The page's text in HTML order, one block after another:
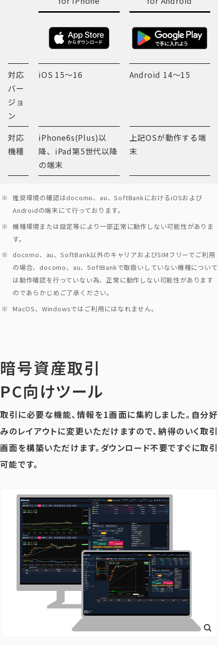
対応
バー
ジョ
ン
iOS 15～16 Android 14～15
対応
機種
iPhone6s(Plus)以
降、iPad第5世代以降
の端末
上記OSが動作する端
末
推奨環境の確認はdocomo、au、SoftBankにおけるiOSおよび
Androidの端末にて行っております。
機種環境または設定等により一部正常に動作しない可能性がありま
す。
docomo、au、SoftBank以外のキャリアおよびSIMフリーでご利用
の場合、docomo、au、SoftBankで取扱いしていない機種について
は動作確認を行っていない為、正常に動作しない可能性があります
のであらかじめご了承ください。
MacOS、Windowsではご利用にはなれません。
暗号資産取引
PC向けツール
取引に必要な機能、情報を1画面に集約しました。自分好
みのレイアウトに変更いただけますので、納得のいく取引
画面を構築いただけます。ダウンロード不要ですぐに取引
可能です。